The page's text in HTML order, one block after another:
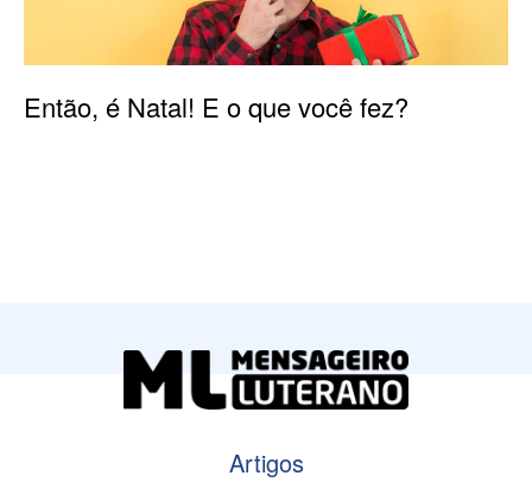
Então, é Natal! E o que você fez?
Artigos